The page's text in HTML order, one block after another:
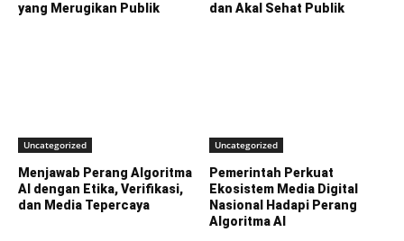
yang Merugikan Publik
dan Akal Sehat Publik
Uncategorized
Menjawab Perang Algoritma
AI dengan Etika, Verifikasi,
dan Media Tepercaya
Uncategorized
Pemerintah Perkuat
Ekosistem Media Digital
Nasional Hadapi Perang
Algoritma AI